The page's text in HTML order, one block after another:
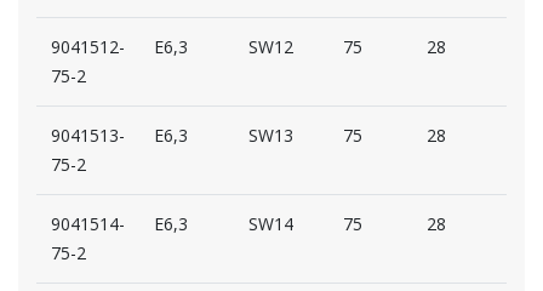
9041512-
75-2
E6,3 SW12 75 28
9041513-
75-2
E6,3 SW13 75 28
9041514-
75-2
E6,3 SW14 75 28